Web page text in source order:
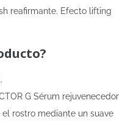
reafirmante. Efecto lifting
G Sérum rejuvenecedor
rostro mediante un suave